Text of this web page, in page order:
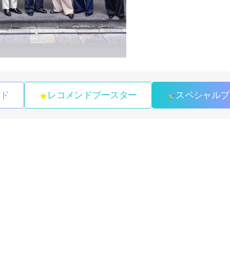
レコメンドブースター スペシャル